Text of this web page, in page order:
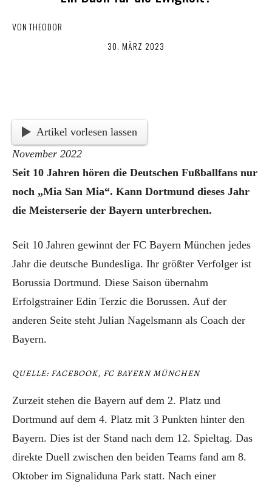
VON THEODOR
30. MÄRZ 2023
Artikel vorlesen lassen
November 2022
Seit 10 Jahren hören die Deutschen Fußballfans nur
noch „Mia San Mia“. Kann Dortmund dieses Jahr
die Meisterserie der Bayern unterbrechen.
Seit 10 Jahren gewinnt der FC Bayern München jedes
Jahr die deutsche Bundesliga. Ihr größter Verfolger ist
Borussia Dortmund. Diese Saison übernahm
Erfolgstrainer Edin Terzic die Borussen. Auf der
anderen Seite steht Julian Nagelsmann als Coach der
Bayern.
QUELLE: FACEBOOK, FC BAYERN MÜNCHEN
Zurzeit stehen die Bayern auf dem 2. Platz und
Dortmund auf dem 4. Platz mit 3 Punkten hinter den
Bayern. Dies ist der Stand nach dem 12. Spieltag. Das
direkte Duell zwischen den beiden Teams fand am 8.
Oktober im Signaliduna Park statt. Nach einer